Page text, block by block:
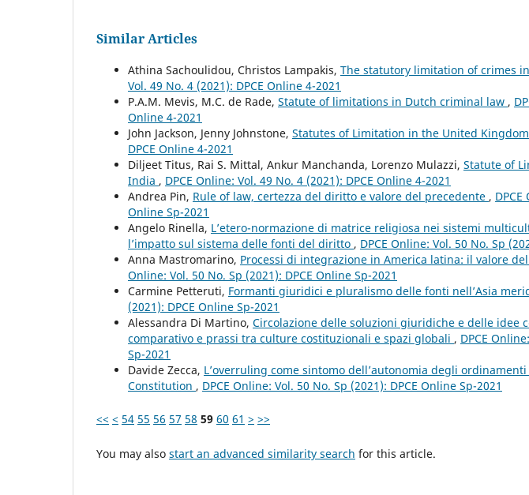
Similar Articles
Athina Sachoulidou, Christos Lampakis, The statutory limitation of crimes
Vol. 49 No. 4 (2021): DPCE Online 4-2021
P.A.M. Mevis, M.C. de Rade, Statute of limitations in Dutch criminal law ,
Online 4-2021
John Jackson, Jenny Johnstone, Statutes of Limitation in the United Kingdom
DPCE Online 4-2021
Diljeet Titus, Rai S. Mittal, Ankur Manchanda, Lorenzo Mulazzi, Statute of
India , DPCE Online: Vol. 49 No. 4 (2021): DPCE Online 4-2021
Andrea Pin, Rule of law, certezza del diritto e valore del precedente ,
Online Sp-2021
Angelo Rinella, L’etero-normazione di matrice religiosa nei sistemi
l’impatto sul sistema delle fonti del diritto , DPCE Online: Vol. 50 No. Sp
Anna Mastromarino, Processi di integrazione in America latina: il valore
Online: Vol. 50 No. Sp (2021): DPCE Online Sp-2021
Carmine Petteruti, Formanti giuridici e pluralismo delle fonti nell’Asia
(2021): DPCE Online Sp-2021
Alessandra Di Martino, Circolazione delle soluzioni giuridiche e delle idee
comparativo e prassi tra culture costituzionali e spazi globali , DPCE
Sp-2021
Davide Zecca, L’overruling come sintomo dell’autonomia degli
Constitution , DPCE Online: Vol. 50 No. Sp (2021): DPCE Online Sp-2021
<< < 54 55 56 57 58 59 60 61 > >>
You may also start an advanced similarity search for this article.